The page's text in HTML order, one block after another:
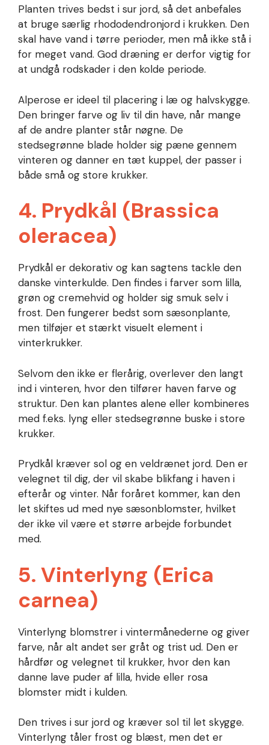
Planten trives bedst i sur jord, så det anbefales
at bruge særlig rhododendronjord i krukken. Den
skal have vand i tørre perioder, men må ikke stå i
for meget vand. God dræning er derfor vigtig for
at undgå rodskader i den kolde periode.
Alperose er ideel til placering i læ og halvskygge.
Den bringer farve og liv til din have, når mange
af de andre planter står nøgne. De
stedsegrønne blade holder sig pæne gennem
vinteren og danner en tæt kuppel, der passer i
både små og store krukker.
4. Prydkål (Brassica
oleracea)
Prydkål er dekorativ og kan sagtens tackle den
danske vinterkulde. Den findes i farver som lilla,
grøn og cremehvid og holder sig smuk selv i
frost. Den fungerer bedst som sæsonplante,
men tilføjer et stærkt visuelt element i
vinterkrukker.
Selvom den ikke er flerårig, overlever den langt
ind i vinteren, hvor den tilfører haven farve og
struktur. Den kan plantes alene eller kombineres
med f.eks. lyng eller stedsegrønne buske i store
krukker.
Prydkål kræver sol og en veldrænet jord. Den er
velegnet til dig, der vil skabe blikfang i haven i
efterår og vinter. Når foråret kommer, kan den
let skiftes ud med nye sæsonblomster, hvilket
der ikke vil være et større arbejde forbundet
med.
5. Vinterlyng (Erica
carnea)
Vinterlyng blomstrer i vintermånederne og giver
farve, når alt andet ser gråt og trist ud. Den er
hårdfør og velegnet til krukker, hvor den kan
danne lave puder af lilla, hvide eller rosa
blomster midt i kulden.
Den trives i sur jord og kræver sol til let skygge.
Vinterlyng tåler frost og blæst, men det er